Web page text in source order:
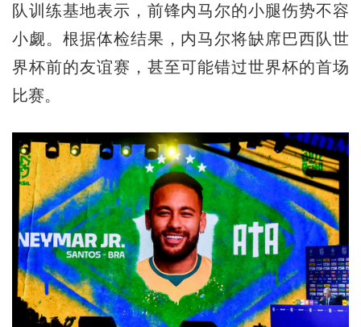
队训练基地表示，前锋内马尔的小腿伤势不容
小觑。根据体检结果，内马尔将缺席巴西队世
界杯前的友谊赛，甚至可能错过世界杯的首场
比赛。